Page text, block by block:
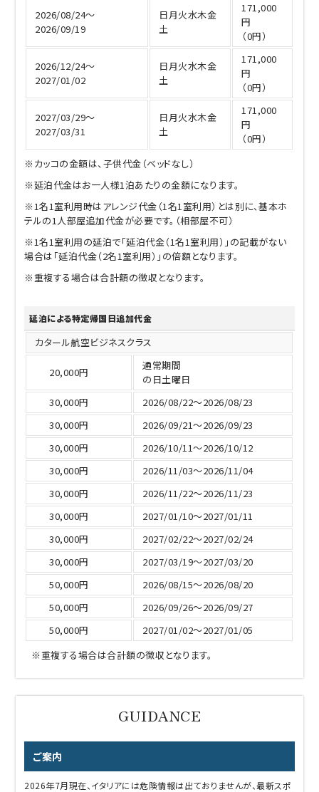
2026/08/24～
2026/09/19
日月火水木金
土
171,000
円
（0円）
2026/12/24～
2027/01/02
日月火水木金
土
171,000
円
（0円）
2027/03/29～
2027/03/31
日月火水木金
土
171,000
円
（0円）
※カッコの金額は、子供代金（ベッドなし）
※延泊代金はお一人様1泊あたりの金額になります。
※1名1室利用時はアレンジ代金（1名1室利用）とは別に、基本ホ
テルの1人部屋追加代金が必要です。（相部屋不可）
※1名1室利用の延泊で「延泊代金（1名1室利用）」の記載がない
場合は「延泊代金（2名1室利用）」の倍額となります。
※重複する場合は合計額の徴収となります。
延泊による特定帰国日追加代金
カタール航空ビジネスクラス
20,000円
通常期間
の日土曜日
30,000円
2026/08/22～2026/08/23
30,000円
2026/09/21～2026/09/23
30,000円
2026/10/11～2026/10/12
30,000円
2026/11/03～2026/11/04
30,000円
2026/11/22～2026/11/23
30,000円
2027/01/10～2027/01/11
30,000円
2027/02/22～2027/02/24
30,000円
2027/03/19～2027/03/20
50,000円
2026/08/15～2026/08/20
50,000円
2026/09/26～2026/09/27
50,000円
2027/01/02～2027/01/05
※重複する場合は合計額の徴収となります。
ご案内
2026年7月現在、イタリアには危険情報は出ておりませんが、最新スポ